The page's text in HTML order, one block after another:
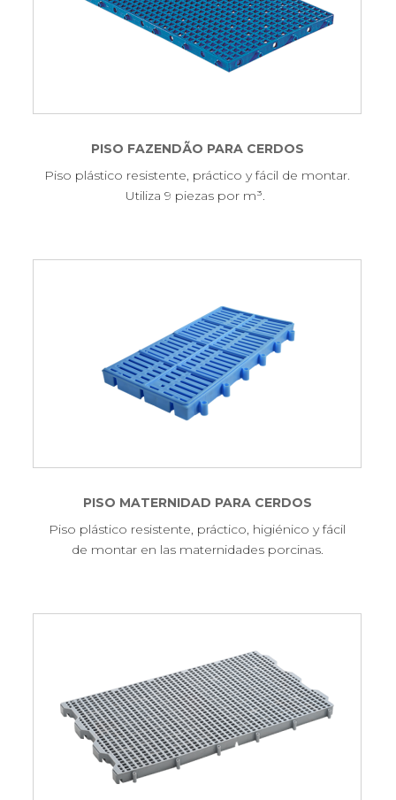
PISO FAZENDÃO PARA CERDOS
Piso plástico resistente, práctico y fácil de montar.
Utiliza 9 piezas por m³.
PISO MATERNIDAD PARA CERDOS
Piso plástico resistente, práctico, higiénico y fácil
de montar en las maternidades porcinas.